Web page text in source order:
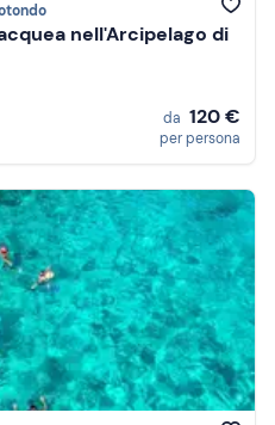
nell'Arcipelago di
da 120 €
per persona